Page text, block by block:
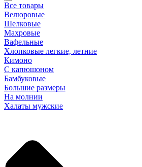
Все товары
Велюровые
Шелковые
Махровые
Вафельные
Хлопковые легкие, летние
Кимоно
С капюшоном
Бамбуковые
Большие размеры
На молнии
Халаты мужские